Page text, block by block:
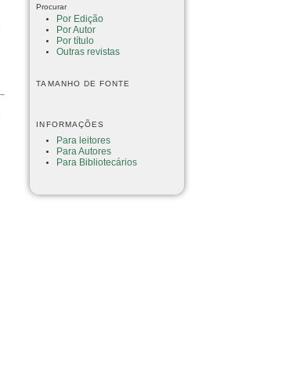
Procurar
Por Edição
Por Autor
Por título
Outras revistas
TAMANHO DE FONTE
INFORMAÇÕES
Para leitores
Para Autores
Para Bibliotecários